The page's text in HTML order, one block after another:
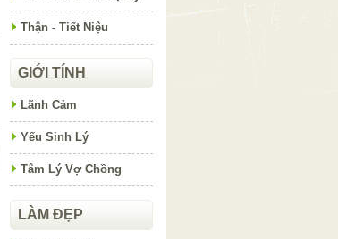
Thận - Tiết Niệu
GIỚI TÍNH
Lãnh Cảm
Yếu Sinh Lý
Tâm Lý Vợ Chồng
LÀM ĐẸP